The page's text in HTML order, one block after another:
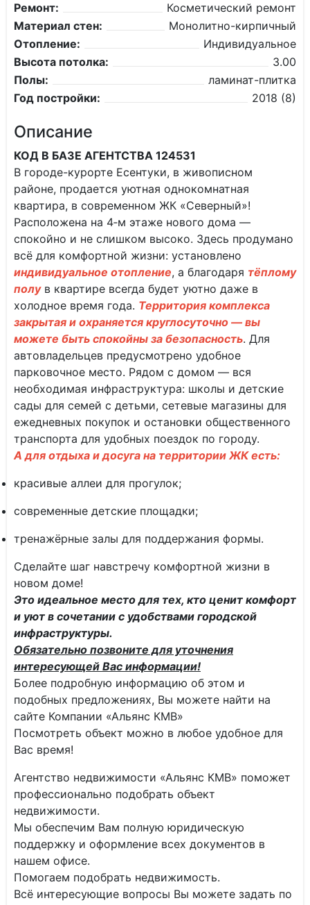
Ремонт:
Косметический ремонт
Материал стен:
Монолитно-кирпичный
Отопление:
Индивидуальное
Высота потолка:
3.00
Полы:
ламинат-плитка
Год постройки:
2018 (8)
Описание
КОД В БАЗЕ АГЕНТСТВА 124531
В городе-курорте Есентуки, в живописном
районе, продается уютная однокомнатная
квартира, в современном ЖК «Северный»!
Расположена на 4‑м этаже нового дома —
спокойно и не слишком высоко. Здесь продумано
всё для комфортной жизни: установлено
индивидуальное отопление, а благодаря тёплому
полув квартире всегда будет уютно даже в
холодное время года. Территория комплекса
закрытая и охраняется круглосуточно — вы
можете быть спокойны за безопасность. Для
автовладельцев предусмотрено удобное
парковочное место. Рядом с домом — вся
необходимая инфраструктура: школы и детские
сады для семей с детьми, сетевые магазины для
ежедневных покупок и остановки общественного
транспорта для удобных поездок по городу.
А для отдыха и досуга на территории ЖК есть:
красивые аллеи для прогулок;
современные детские площадки;
тренажёрные залы для поддержания формы.
Сделайте шаг навстречу комфортной жизни в
новом доме!
Это идеальное место для тех, кто ценит комфорт
и уют в сочетании с удобствами городской
инфраструктуры.
Обязательно позвоните для уточнения
интересующей Вас информации!
Более подробную информацию об этом и
подобных предложениях, Вы можете найти на
сайте Компании «Альянс КМВ»
Посмотреть объект можно в любое удобное для
Вас время!
Агентство недвижимости «Альянс КМВ» поможет
профессионально подобрать объект
недвижимости.
Мы обеспечим Вам полную юридическую
поддержку и оформление всех документов в
нашем офисе.
Помогаем подобрать недвижимость.
Всё интересующие вопросы Вы можете задать по